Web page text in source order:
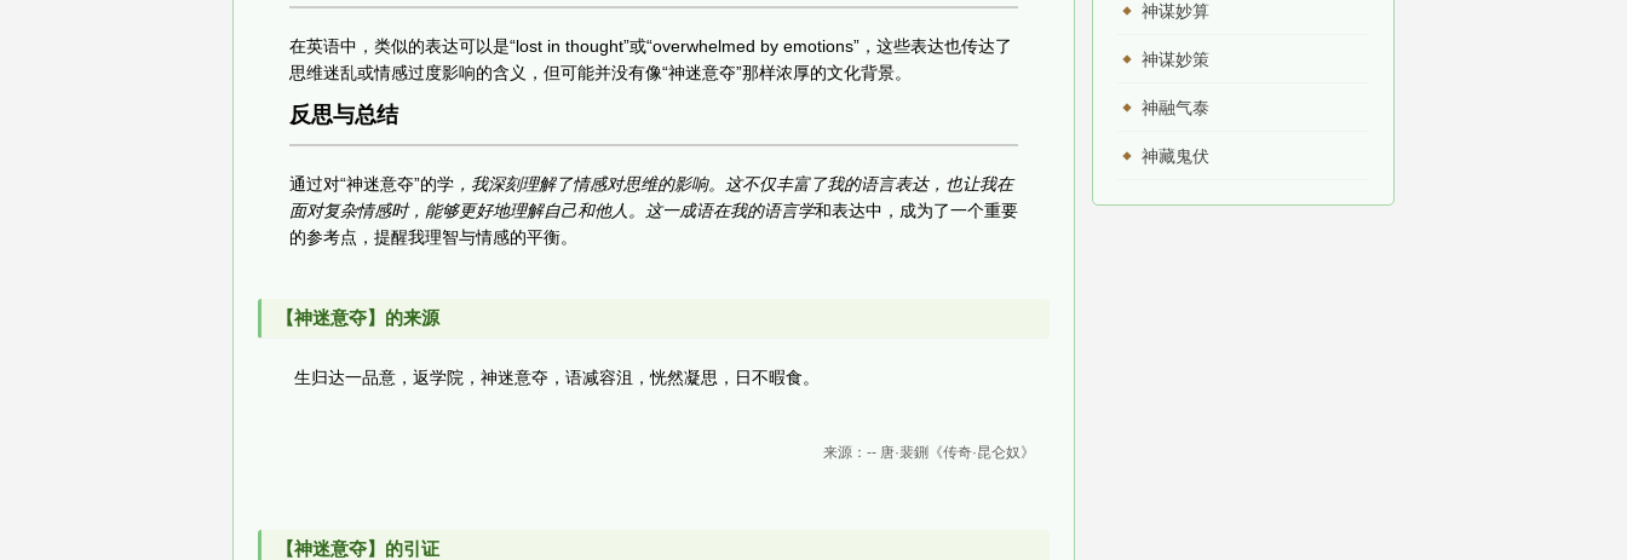
在英语中，类似的表达可以是“lost in thought”或“overwhelmed by emotions”，这些表达也传达了
思维迷乱或情感过度影响的含义，但可能并没有像“神迷意夺”那样浓厚的文化背景。
反思与总结
通过对“神迷意夺”的学 ，我深刻理解了情感对思维的影响。这不仅丰富了我的语言表达，也让我在
面对复杂情感时，能够更好地理解自己和他人。这一成语在我的语言学和表达中，成为了一个重要
的参考点，提醒我理智与情感的平衡。
【神迷意夺】的来源
生归达一品意，返学院，神迷意夺，语减容沮，恍然凝思，日不暇食。
来源：-- 唐·裴鉶《传奇·昆仑奴》
【神迷意夺】的引证
神谋妙算
神谋妙策
神融气泰
神藏鬼伏